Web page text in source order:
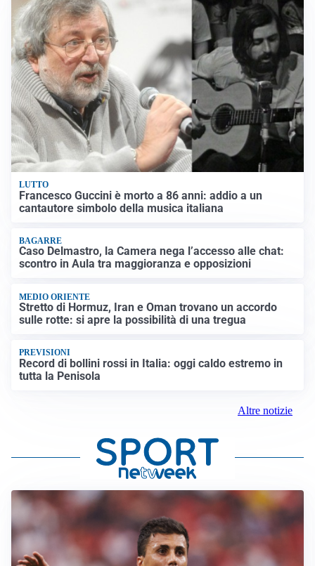
LUTTO
Francesco Guccini è morto a 86 anni: addio a un
cantautore simbolo della musica italiana
BAGARRE
Caso Delmastro, la Camera nega l’accesso alle chat:
scontro in Aula tra maggioranza e opposizioni
MEDIO ORIENTE
Stretto di Hormuz, Iran e Oman trovano un accordo
sulle rotte: si apre la possibilità di una tregua
PREVISIONI
Record di bollini rossi in Italia: oggi caldo estremo in
tutta la Penisola
Altre notizie